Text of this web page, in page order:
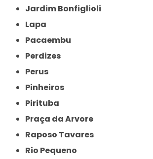
Jardim Bonfiglioli
Lapa
Pacaembu
Perdizes
Perus
Pinheiros
Pirituba
Praça da Arvore
Raposo Tavares
Rio Pequeno